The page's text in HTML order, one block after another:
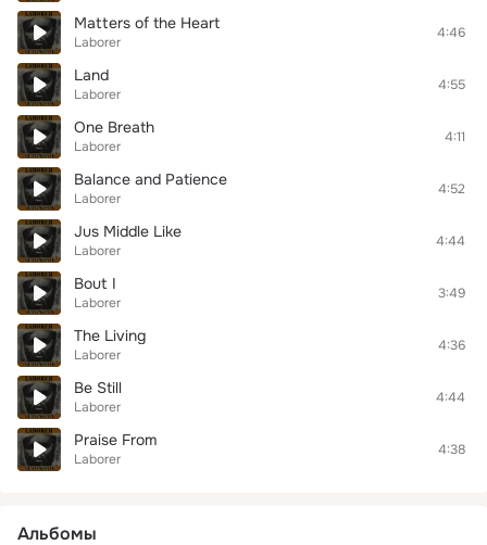
Matters of the Heart
Laborer
4:46
Land
Laborer
4:55
One Breath
Laborer
4:11
Balance and Patience
Laborer
4:52
Jus Middle Like
Laborer
4:44
Bout I
Laborer
3:49
The Living
Laborer
4:36
Be Still
Laborer
4:44
Praise From
Laborer
4:38
Альбомы